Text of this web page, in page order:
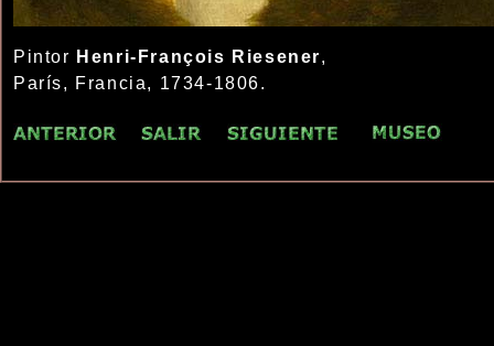
Pintor Henri-François Riesener,
París, Francia, 1734-1806.